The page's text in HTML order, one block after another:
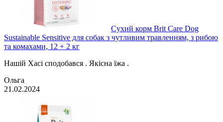
Сухий корм Brit Care Dog
Sustainable Sensitive для собак з чутливим травленням, з рибою
та комахами, 12 + 2 кг
Нашій Хасі сподобався . Якісна їжа .
Ольга
21.02.2024